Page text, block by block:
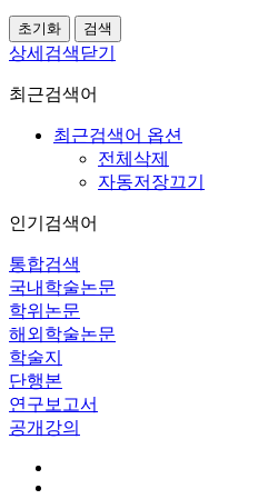
상세검색닫기
최근검색어
최근검색어 옵션
전체삭제
자동저장끄기
인기검색어
통합검색
국내학술논문
학위논문
해외학술논문
학술지
단행본
연구보고서
공개강의